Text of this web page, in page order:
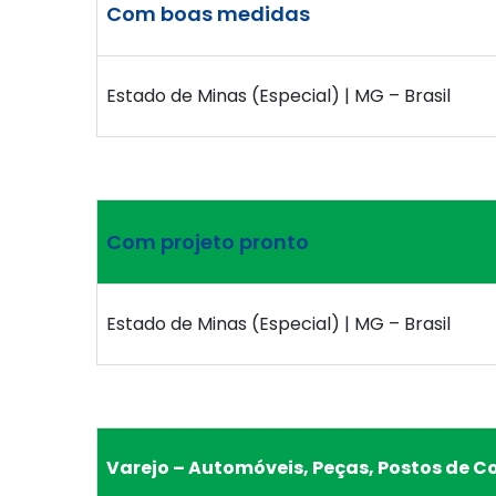
Com boas medidas
Estado de Minas (Especial) | MG – Brasil
Com projeto pronto
Estado de Minas (Especial) | MG – Brasil
Varejo – Automóveis, Peças, Postos de